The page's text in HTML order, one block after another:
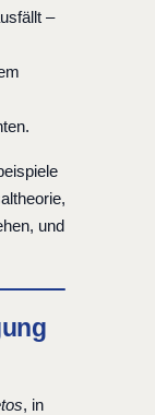
–
und
, in